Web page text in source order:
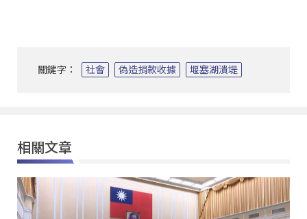
關鍵字： 社會 偽造捐款收據 堰塞湖潰堤
相關文章